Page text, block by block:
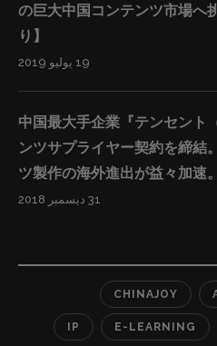
の巨大中国コンテンツ市場へ
り】
19 يوليو 2019
中国最大手企業『テンセント
ンツサプライヤー契約を締結
ツ製作の海外進出が益々加速
31 ديسمبر 2018
CHINAJOY
E-LEARNING
IP